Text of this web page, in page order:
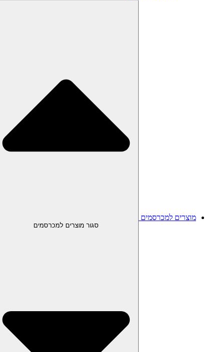
מוצרים למכרסמים
סגור מוצרים למכרסמים